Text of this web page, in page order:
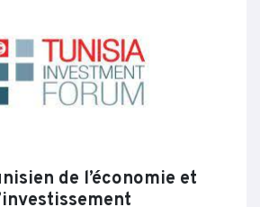
de l’économie et